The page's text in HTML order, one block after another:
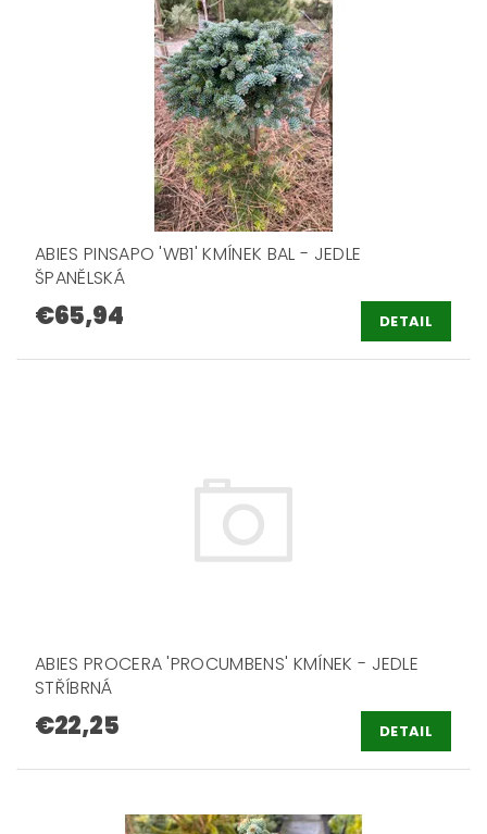
ABIES PINSAPO 'WB1' KMÍNEK BAL - JEDLE
ŠPANĚLSKÁ
€65,94 DETAIL
ABIES PROCERA 'PROCUMBENS' KMÍNEK - JEDLE
STŘÍBRNÁ
€22,25 DETAIL